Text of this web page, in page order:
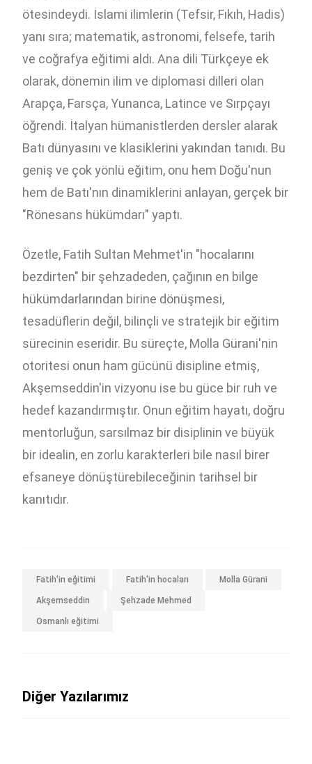
ötesindeydi. İslami ilimlerin (Tefsir, Fıkıh, Hadis)
yanı sıra; matematik, astronomi, felsefe, tarih
ve coğrafya eğitimi aldı. Ana dili Türkçeye ek
olarak, dönemin ilim ve diplomasi dilleri olan
Arapça, Farsça, Yunanca, Latince ve Sırpçayı
öğrendi. İtalyan hümanistlerden dersler alarak
Batı dünyasını ve klasiklerini yakından tanıdı. Bu
geniş ve çok yönlü eğitim, onu hem Doğu'nun
hem de Batı'nın dinamiklerini anlayan, gerçek bir
"Rönesans hükümdarı" yaptı.
Özetle, Fatih Sultan Mehmet'in "hocalarını
bezdirten" bir şehzadeden, çağının en bilge
hükümdarlarından birine dönüşmesi,
tesadüflerin değil, bilinçli ve stratejik bir eğitim
sürecinin eseridir. Bu süreçte, Molla Gürani'nin
otoritesi onun ham gücünü disipline etmiş,
Akşemseddin'in vizyonu ise bu güce bir ruh ve
hedef kazandırmıştır. Onun eğitim hayatı, doğru
mentorluğun, sarsılmaz bir disiplinin ve büyük
bir idealin, en zorlu karakterleri bile nasıl birer
efsaneye dönüştürebileceğinin tarihsel bir
kanıtıdır.
Fatih'in eğitimi Fatih'in hocaları Molla Gürani
Akşemseddin Şehzade Mehmed
Osmanlı eğitimi
Diğer Yazılarımız